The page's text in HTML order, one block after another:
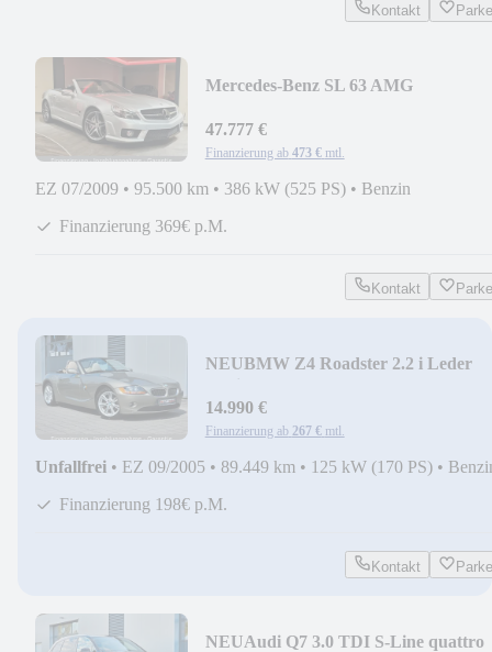
Kontakt
Mercedes-Benz SL 63 AMG
47.777 €
Finanzierung ab 473 € mtl.
EZ 07/2009 • 95.500 km • 386 kW (525 PS) • Benzin
Finanzierung 369€ p.M.
Kontakt
NEUBMW Z4 Roadster 2.2 i Leder
14.990 €
Finanzierung ab 267 € mtl.
Unfallfrei • EZ 09/2005 • 89.449 km • 125 kW (170 PS) •
Finanzierung 198€ p.M.
Kontakt
NEUAudi Q7 3.0 TDI S-Line quattro